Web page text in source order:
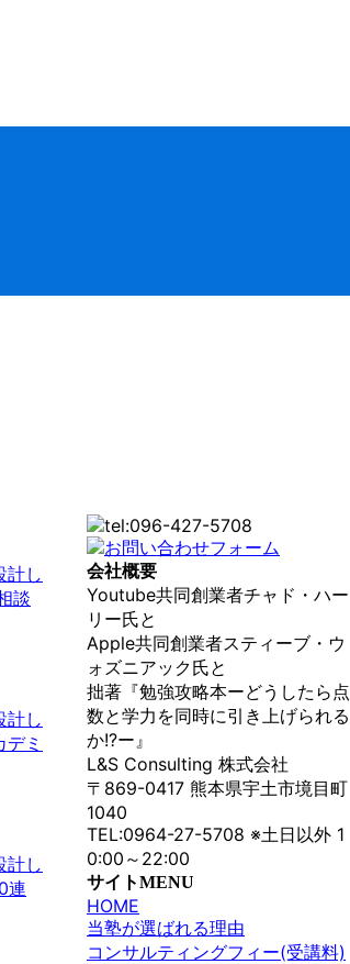
計し
談
計し
ミ
計し
連
会社概要
Youtube共同創業者チャド・ハー
リー氏と
Apple共同創業者スティーブ・ウ
ォズニアック氏と
拙著『勉強攻略本ーどうしたら点
数と学力を同時に引き上げられる
か!?ー』
L&S Consulting 株式会社
〒869-0417 熊本県宇土市境目町
1040
TEL:0964-27-5708 ※土日以外 1
0:00～22:00
サイトMENU
HOME
当塾が選ばれる理由
コンサルティングフィー(受講料)